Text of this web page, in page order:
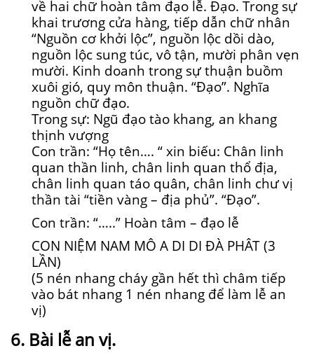
về hai chữ hoàn tâm đạo lễ. Đạo. Trong sự
khai trương cửa hàng, tiếp dẫn chữ nhân
“Nguồn cơ khởi lộc”, nguồn lộc dồi dào,
nguồn lộc sung túc, vô tận, mười phân vẹn
mười. Kinh doanh trong sự thuận buồm
xuôi gió, quy môn thuận. “Đạo”. Nghĩa
nguồn chữ đạo.
Trong sự: Ngũ đạo tào khang, an khang
thịnh vượng
Con trần: “Họ tên…. “ xin biếu: Chân linh
quan thần linh, chân linh quan thổ địa,
chân linh quan táo quân, chân linh chư vị
thần tài “tiền vàng – địa phủ”. “Đạo”.
Con trần: “…..” Hoàn tâm – đạo lễ
CON NIỆM NAM MÔ A DI DI ĐÀ PHÂT (3
LẦN)
(5 nén nhang cháy gần hết thì châm tiếp
vào bát nhang 1 nén nhang để làm lễ an
vị)
6. Bài lễ an vị.